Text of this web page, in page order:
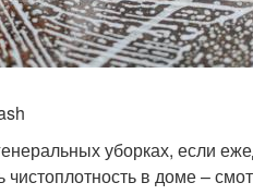
уборках, если
чистоплотность в доме –